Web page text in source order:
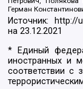
Герман
Источник: http://
на23.12.2021
* Единый
иностранных и
соответствии с